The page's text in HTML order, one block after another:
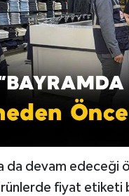
da devam edeceği
fiyat etiketi